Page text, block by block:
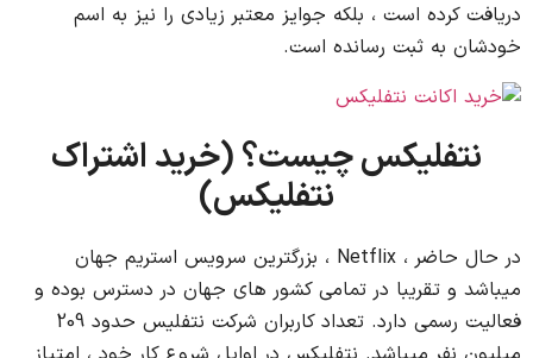
دریافت کرده است ، بلکه جوایز معتبر زیادی را نیز به اسم
خودشان به ثبت رسانده است.
نتفلیکس چیست؟ (خرید اشتراک
نتفلیکس)
در حال حاضر ، Netflix ، بزرگترین سرویس استریم جهان
میباشد و تقریبا در تمامی کشور های جهان در دسترس بوده و
فعالیت رسمی دارد. تعداد کاربران شرکت نتفلیس حدود 209